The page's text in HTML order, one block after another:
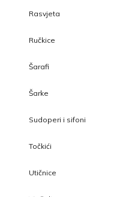
Rasvjeta
Ručkice
Šarafi
Šarke
Sudoperi i sifoni
Točkići
Utičnice